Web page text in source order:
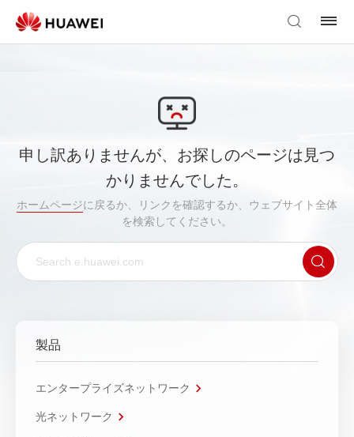
申し訳ありませんが、お探しのページは見つ
かりませんでした。
ホームページに戻るか、リンクを確認するか、ウェブサイト全体
を検索してください。
製品
エンタープライズネットワーク
光ネットワーク